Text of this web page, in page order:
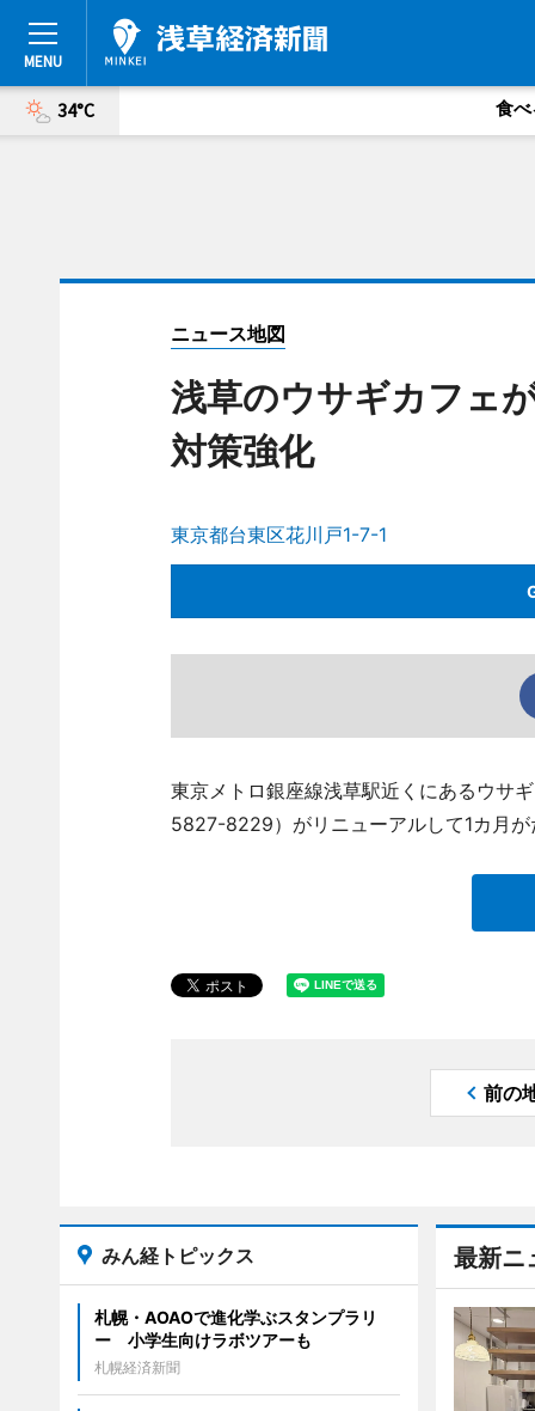
34°C 食べ
ニュース地図
浅草のウサギカフェ
対策強化
東京都台東区花川戸1-7-1
東京メトロ銀座線浅草駅近くにあるウサ
5827-8229）がリニューアルして1カ月が
前の
最新ニ
みん経トピックス
札幌・AOAOで進化学ぶスタンプラリ
ー 小学生向けラボツアーも
札幌経済新聞